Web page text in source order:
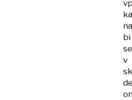
bi
se
v